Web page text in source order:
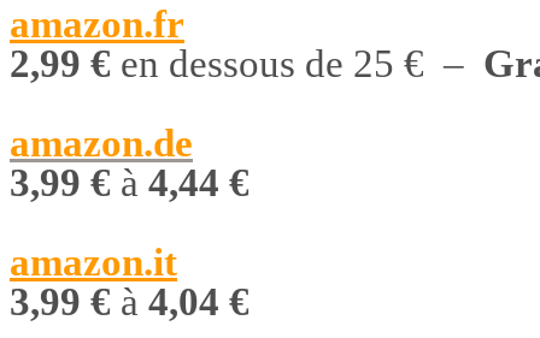
amazon.fr
2,99 € en dessous de 25 € –
amazon.de
3,99 € à 4,44 €
amazon.it
3,99 € à 4,04 €